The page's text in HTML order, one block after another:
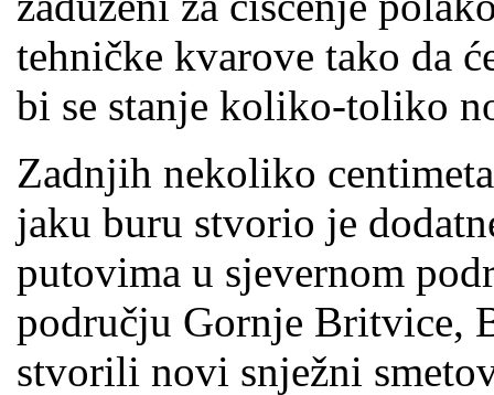
tehničke kvarove tako da
bi se stanje koliko-toliko
Zadnjih nekoliko
jaku buru stvorio je
putovima u sjevernom
području Gornje Britvice,
stvorili novi snježni